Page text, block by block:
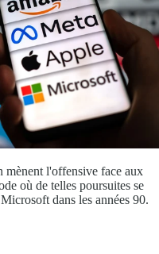
mènent l'offensive face aux
où de telles poursuites se
dans les années 90.